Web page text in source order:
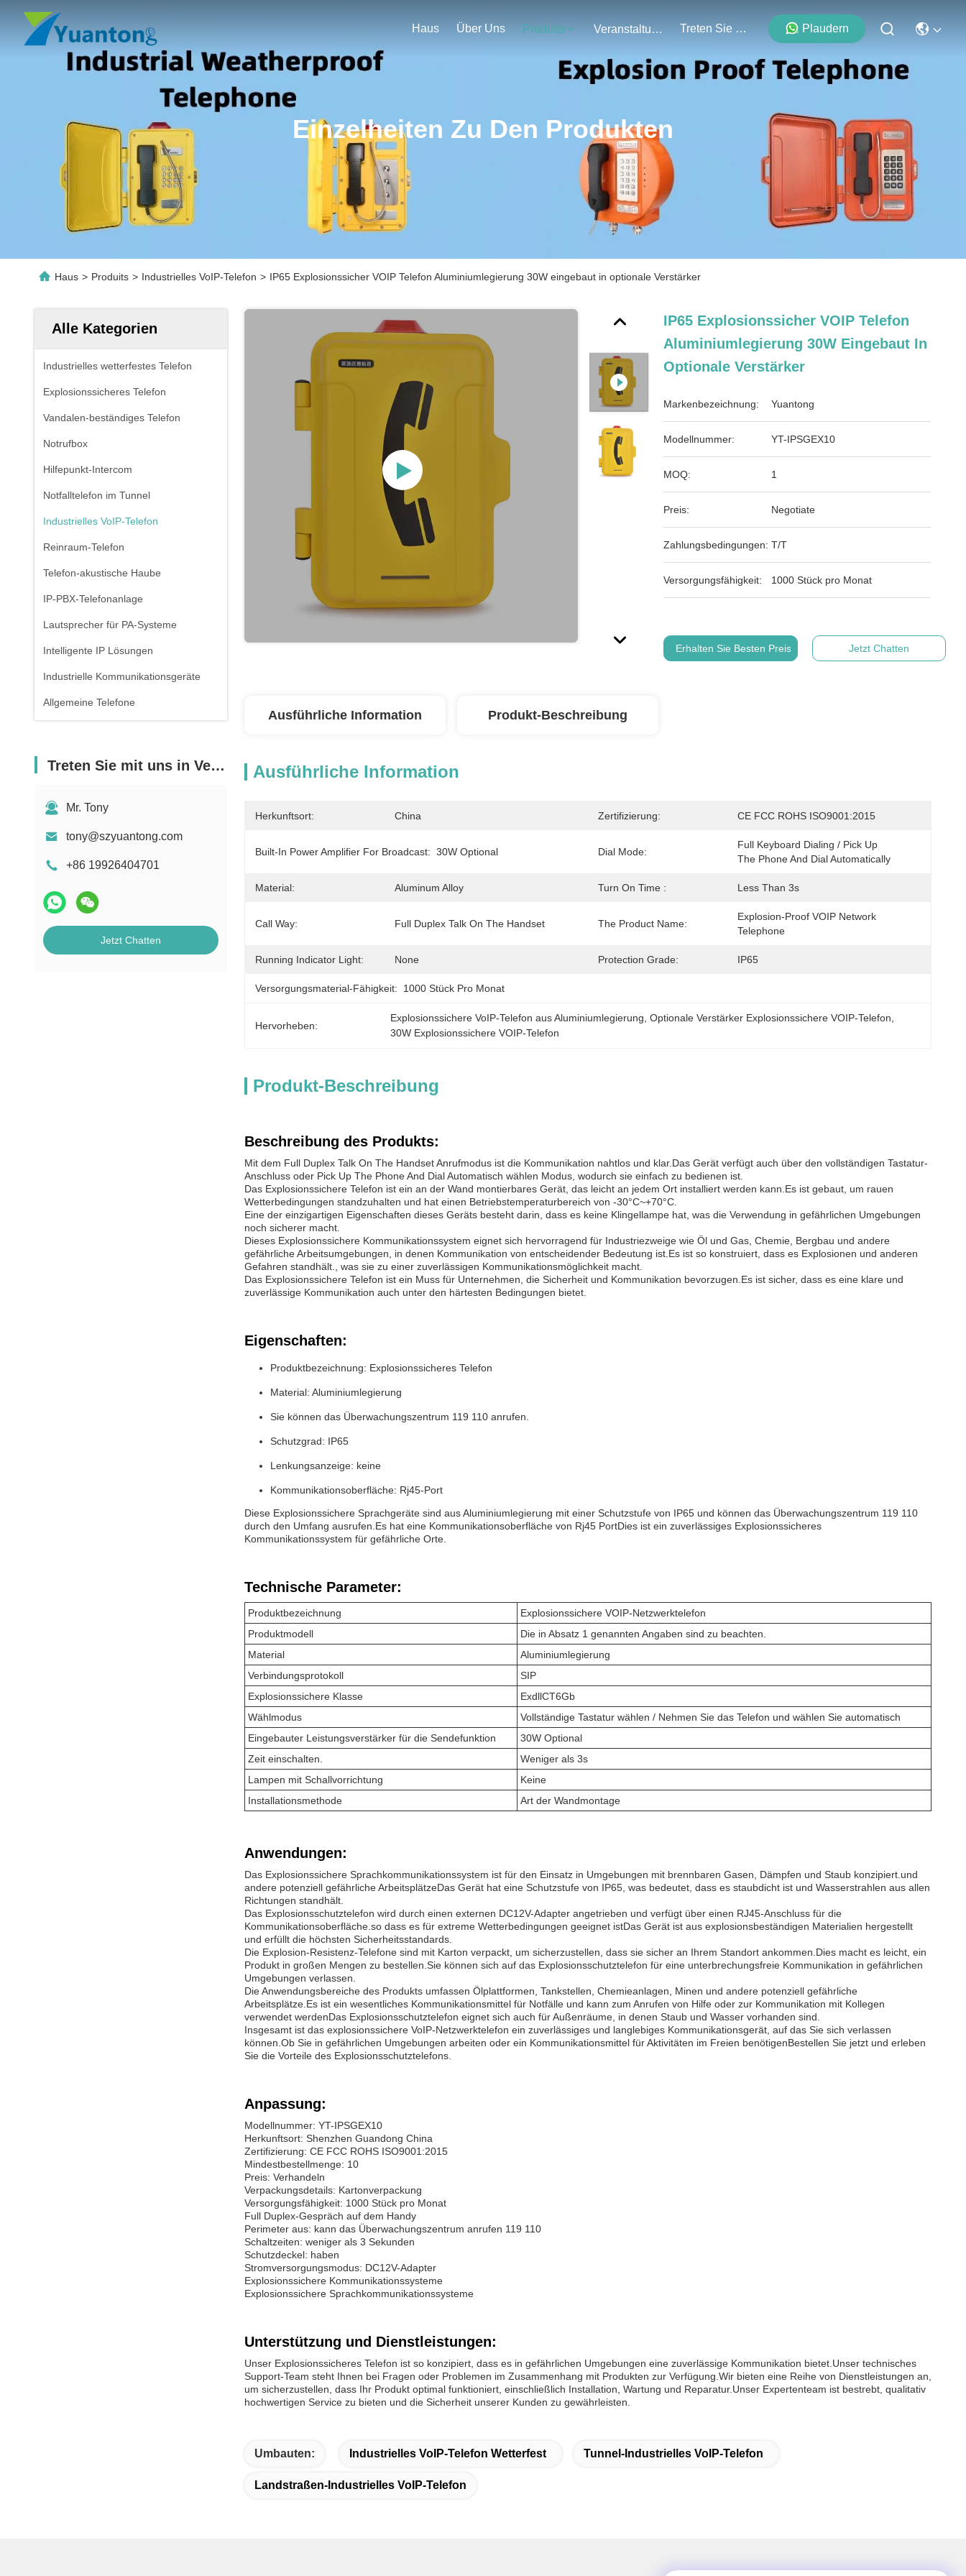
Haus Über Uns Produits Veranstaltungen Treten Sie Mit Uns In Verbindung Plaudern
Einzelheiten Zu Den Produkten
Haus > Produits > Industrielles VoIP-Telefon > IP65 Explosionssicher VOIP Telefon Aluminiumlegierung 30W eingebaut in optionale Verstärker
Alle Kategorien
Industrielles wetterfestes Telefon
Explosionssicheres Telefon
Vandalen-beständiges Telefon
Notrufbox
Hilfepunkt-Intercom
Notfalltelefon im Tunnel
Industrielles VoIP-Telefon
Reinraum-Telefon
Telefon-akustische Haube
IP-PBX-Telefonanlage
Lautsprecher für PA-Systeme
Intelligente IP Lösungen
Industrielle Kommunikationsgeräte
Allgemeine Telefone
Treten Sie mit uns in Verbindung
Mr. Tony
tony@szyuantong.com
+86 19926404701
Jetzt Chatten
IP65 Explosionssicher VOIP Telefon
Aluminiumlegierung 30W Eingebaut In
Optionale Verstärker
Markenbezeichnung: Yuantong
Modellnummer: YT-IPSGEX10
MOQ: 1
Preis: Negotiate
Zahlungsbedingungen: T/T
Versorgungsfähigkeit: 1000 Stück pro Monat
Erhalten Sie Besten Preis Jetzt Chatten
Ausführliche Information Produkt-Beschreibung
Ausführliche Information
Herkunftsort: China Zertifizierung: CE FCC ROHS ISO9001:2015
Built-In Power Amplifier For Broadcast: 30W Optional Dial Mode:
Full Keyboard Dialing / Pick Up
The Phone And Dial Automatically
Material: Aluminum Alloy Turn On Time : Less Than 3s
Call Way: Full Duplex Talk On The Handset The Product Name:
Explosion-Proof VOIP Network
Telephone
Running Indicator Light: None Protection Grade: IP65
Versorgungsmaterial-Fähigkeit: 1000 Stück Pro Monat
Hervorheben:
Explosionssichere VoIP-Telefon aus Aluminiumlegierung , Optionale Verstärker Explosionssichere VOIP-Telefon
30W Explosionssichere VOIP-Telefon
Produkt-Beschreibung
Beschreibung des Produkts:
Mit dem Full Duplex Talk On The Handset Anrufmodus ist die Kommunikation nahtlos und klar.Das Gerät verfügt auch über den vollständigen Tastatur-
Anschluss oder Pick Up The Phone And Dial Automatisch wählen Modus, wodurch sie einfach zu bedienen ist.
Das Explosionssichere Telefon ist ein an der Wand montierbares Gerät, das leicht an jedem Ort installiert werden kann.Es ist gebaut, um rauen
Wetterbedingungen standzuhalten und hat einen Betriebstemperaturbereich von -30°C~+70°C.
Eine der einzigartigen Eigenschaften dieses Geräts besteht darin, dass es keine Klingellampe hat, was die Verwendung in gefährlichen Umgebungen
noch sicherer macht.
Dieses Explosionssichere Kommunikationssystem eignet sich hervorragend für Industriezweige wie Öl und Gas, Chemie, Bergbau und andere
gefährliche Arbeitsumgebungen, in denen Kommunikation von entscheidender Bedeutung ist.Es ist so konstruiert, dass es Explosionen und anderen
Gefahren standhält., was sie zu einer zuverlässigen Kommunikationsmöglichkeit macht.
Das Explosionssichere Telefon ist ein Muss für Unternehmen, die Sicherheit und Kommunikation bevorzugen.Es ist sicher, dass es eine klare und
zuverlässige Kommunikation auch unter den härtesten Bedingungen bietet.
Eigenschaften:
Produktbezeichnung: Explosionssicheres Telefon
Material: Aluminiumlegierung
Sie können das Überwachungszentrum 119 110 anrufen.
Schutzgrad: IP65
Lenkungsanzeige: keine
Kommunikationsoberfläche: Rj45-Port
Diese Explosionssichere Sprachgeräte sind aus Aluminiumlegierung mit einer Schutzstufe von IP65 und können das Überwachungszentrum 119 110
durch den Umfang ausrufen.Es hat eine Kommunikationsoberfläche von Rj45 PortDies ist ein zuverlässiges Explosionssicheres
Kommunikationssystem für gefährliche Orte.
Technische Parameter:
Produktbezeichnung
Explosionssichere VOIP-Netzwerktelefon
Produktmodell
Die in Absatz 1 genannten Angaben sind zu beachten.
Material
Aluminiumlegierung
Verbindungsprotokoll
SIP
Explosionssichere Klasse
ExdllCT6Gb
Wählmodus
Vollständige Tastatur wählen / Nehmen Sie das Telefon und wählen Sie automatisch
Eingebauter Leistungsverstärker für die Sendefunktion
30W Optional
Zeit einschalten.
Weniger als 3s
Lampen mit Schallvorrichtung
Keine
Installationsmethode
Art der Wandmontage
Anwendungen:
Das Explosionssichere Sprachkommunikationssystem ist für den Einsatz in Umgebungen mit brennbaren Gasen, Dämpfen und Staub konzipiert.und
andere potenziell gefährliche ArbeitsplätzeDas Gerät hat eine Schutzstufe von IP65, was bedeutet, dass es staubdicht ist und Wasserstrahlen aus allen
Richtungen standhält.
Das Explosionsschutztelefon wird durch einen externen DC12V-Adapter angetrieben und verfügt über einen RJ45-Anschluss für die
Kommunikationsoberfläche.so dass es für extreme Wetterbedingungen geeignet istDas Gerät ist aus explosionsbeständigen Materialien hergestellt
und erfüllt die höchsten Sicherheitsstandards.
Die Explosion-Resistenz-Telefone sind mit Karton verpackt, um sicherzustellen, dass sie sicher an Ihrem Standort ankommen.Dies macht es leicht, ein
Produkt in großen Mengen zu bestellen.Sie können sich auf das Explosionsschutztelefon für eine unterbrechungsfreie Kommunikation in gefährlichen
Umgebungen verlassen.
Die Anwendungsbereiche des Produkts umfassen Ölplattformen, Tankstellen, Chemieanlagen, Minen und andere potenziell gefährliche
Arbeitsplätze.Es ist ein wesentliches Kommunikationsmittel für Notfälle und kann zum Anrufen von Hilfe oder zur Kommunikation mit Kollegen
verwendet werdenDas Explosionsschutztelefon eignet sich auch für Außenräume, in denen Staub und Wasser vorhanden sind.
Insgesamt ist das explosionssichere VoIP-Netzwerktelefon ein zuverlässiges und langlebiges Kommunikationsgerät, auf das Sie sich verlassen
können.Ob Sie in gefährlichen Umgebungen arbeiten oder ein Kommunikationsmittel für Aktivitäten im Freien benötigenBestellen Sie jetzt und erleben
Sie die Vorteile des Explosionsschutztelefons.
Anpassung:
Modellnummer: YT-IPSGEX10
Herkunftsort: Shenzhen Guandong China
Zertifizierung: CE FCC ROHS ISO9001:2015
Mindestbestellmenge: 10
Preis: Verhandeln
Verpackungsdetails: Kartonverpackung
Versorgungsfähigkeit: 1000 Stück pro Monat
Full Duplex-Gespräch auf dem Handy
Perimeter aus: kann das Überwachungszentrum anrufen 119 110
Schaltzeiten: weniger als 3 Sekunden
Schutzdeckel: haben
Stromversorgungsmodus: DC12V-Adapter
Explosionssichere Kommunikationssysteme
Explosionssichere Sprachkommunikationssysteme
Unterstützung und Dienstleistungen:
Unser Explosionssicheres Telefon ist so konzipiert, dass es in gefährlichen Umgebungen eine zuverlässige Kommunikation bietet.Unser technisches
Support-Team steht Ihnen bei Fragen oder Problemen im Zusammenhang mit Produkten zur Verfügung.Wir bieten eine Reihe von Dienstleistungen an,
um sicherzustellen, dass Ihr Produkt optimal funktioniert, einschließlich Installation, Wartung und Reparatur.Unser Expertenteam ist bestrebt, qualitativ
hochwertigen Service zu bieten und die Sicherheit unserer Kunden zu gewährleisten.
Umbauten: Industrielles VoIP-Telefon Wetterfest Tunnel-Industrielles VoIP-Telefon
Landstraßen-Industrielles VoIP-Telefon